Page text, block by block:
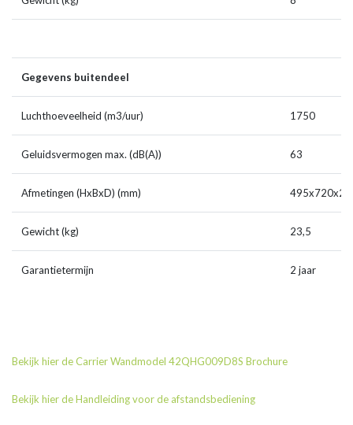
Gegevens buitendeel
Luchthoeveelheid (m3/uur) 1750
Geluidsvermogen max. (dB(A)) 63
Afmetingen (HxBxD) (mm)
Gewicht (kg) 23,5
Garantietermijn 2 jaar
Bekijk hier de Carrier Wandmodel 42QHG009D8S Brochure
Bekijk hier de Handleiding voor de afstandsbediening